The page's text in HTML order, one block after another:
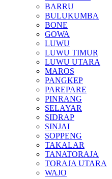
BARRU
BULUKUMBA
BONE
GOWA
LUWU
LUWU TIMUR
LUWU UTARA
MAROS
PANGKEP
PAREPARE
PINRANG
SELAYAR
SIDRAP
SINJAI
SOPPENG
TAKALAR
TANATORAJA
TORAJA UTARA
WAJO